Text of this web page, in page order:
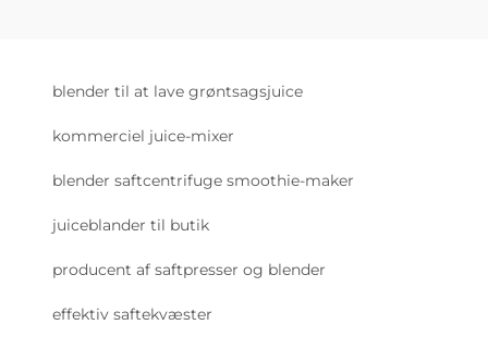
blender til at lave grøntsagsjuice
kommerciel juice-mixer
blender saftcentrifuge smoothie-maker
juiceblander til butik
producent af saftpresser og blender
effektiv saftekvæster